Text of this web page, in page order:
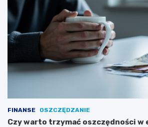
FINANSE OSZCZĘDZANIE
Czy warto trzymać oszczędności w